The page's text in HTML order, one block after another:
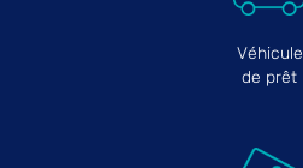
Véhicule
de prêt